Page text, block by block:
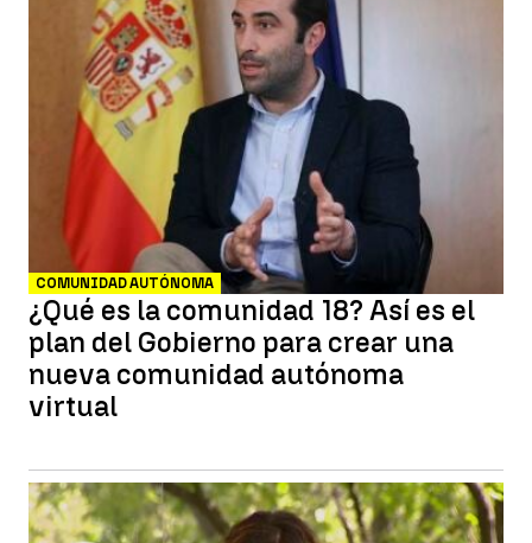
COMUNIDAD AUTÓNOMA
¿Qué es la comunidad 18? Así es el
plan del Gobierno para crear una
nueva comunidad autónoma
virtual